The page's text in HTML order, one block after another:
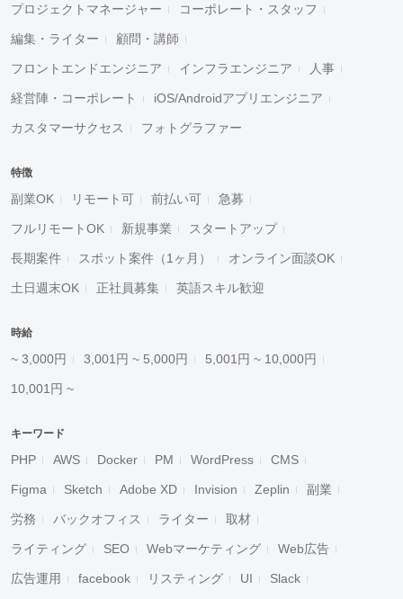
プロジェクトマネージャー コーポレート・スタッフ
編集・ライター 顧問・講師
フロントエンドエンジニア インフラエンジニア 人事
経営陣・コーポレート iOS/Androidアプリエンジニア
カスタマーサクセス フォトグラファー
特徴
副業OK リモート可 前払い可 急募
フルリモートOK 新規事業 スタートアップ
長期案件 スポット案件（1ヶ月） オンライン面談OK
土日週末OK 正社員募集 英語スキル歓迎
時給
~ 3,000円 3,001円 ~ 5,000円 5,001円 ~ 10,000円
10,001円 ~
キーワード
PHP AWS Docker PM WordPress CMS
Figma Sketch Adobe XD Invision Zeplin 副業
労務 バックオフィス ライター 取材
ライティング SEO Webマーケティング Web広告
広告運用 facebook リスティング UI Slack